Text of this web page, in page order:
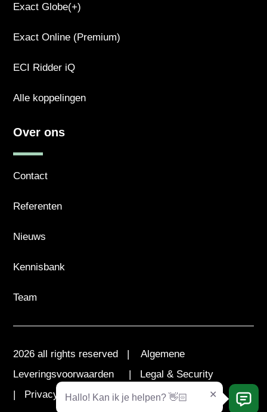
Exact Globe(+)
Exact Online (Premium)
ECI Ridder iQ
Alle koppelingen
Over ons
Contact
Referenten
Nieuws
Kennisbank
Team
2026 all rights reserved |
Algemene
Leveringsvoorwaarden
| Legal & Security
| Privacy Statement|Cookieverklaring
Hallo! Kan ik je helpen? 👋🏻